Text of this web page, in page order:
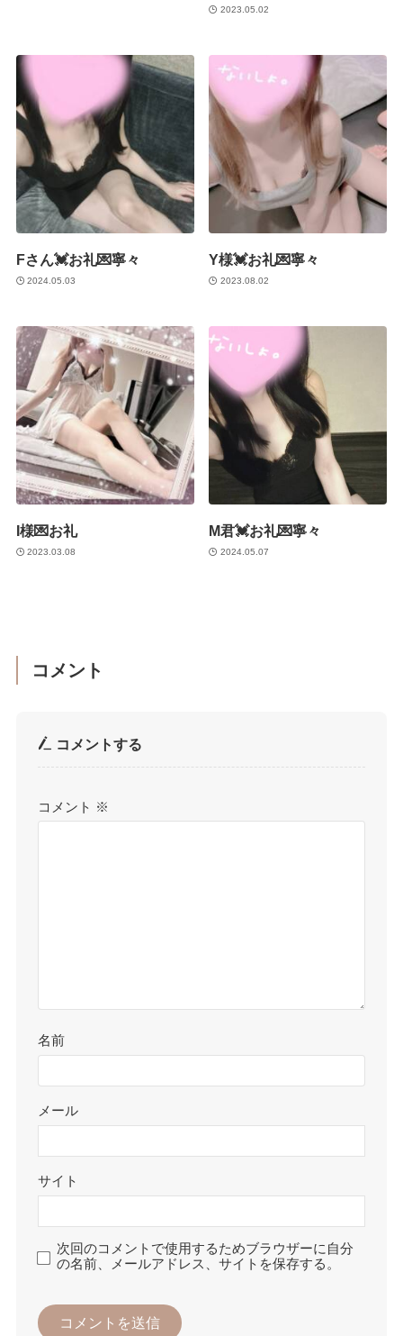
2023.05.02
Fさん💓お礼💌寧々
2024.05.03
Y様💓お礼💌寧々
2023.08.02
I様💌お礼
2023.03.08
M君💓お礼💌寧々
2024.05.07
コメント
コメントする
コメント ※
名前
メール
サイト
次回のコメントで使用するためブラウザーに自分
の名前、メールアドレス、サイトを保存する。